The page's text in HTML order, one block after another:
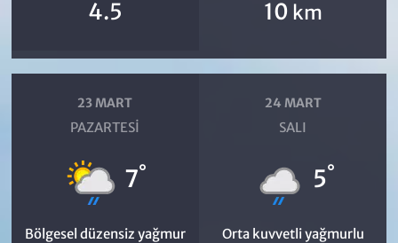
4.5 10 km
23 MART
PAZARTESI
7°
Bölgesel düzensiz yağmur
24 MART
SALI
5°
Orta kuvvetli yağmurlu